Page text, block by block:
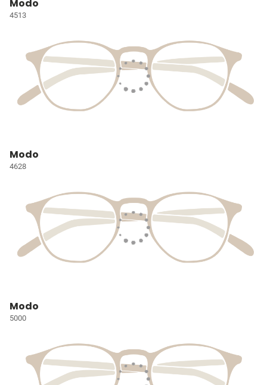
Modo
4513
Modo
4628
Modo
5000